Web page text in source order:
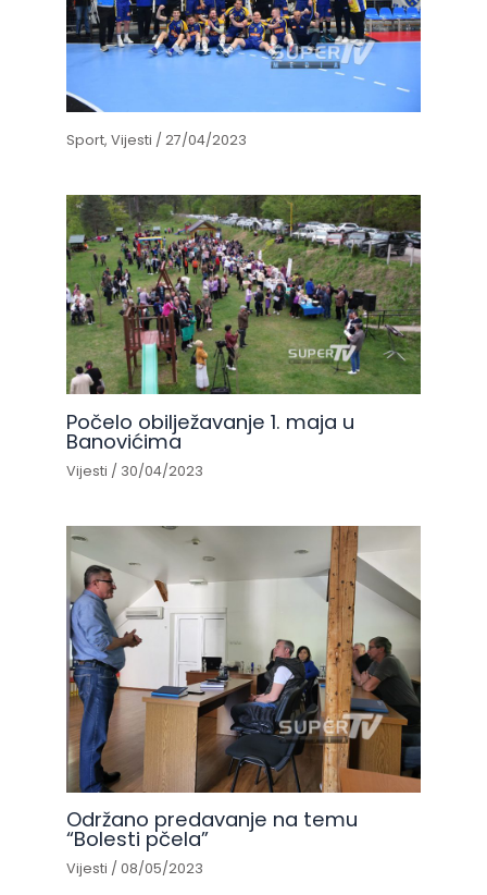
Sport,Vijesti /27/04/2023
Počelo obilježavanje 1. maja u
Banovićima
Vijesti / 30/04/2023
Održano predavanje na temu
“Bolesti pčela”
Vijesti /08/05/2023